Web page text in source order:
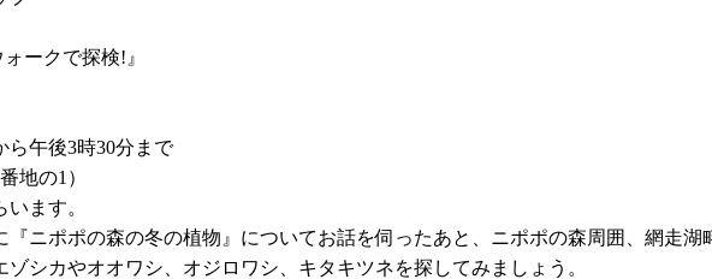
ークで探検!』
午後3時30分まで
地の1）
ます。
ニポポの森の冬の植物』についてお話を伺ったあと、ニポポの森周囲、網走
シカやオオワシ、オジロワシ、キタキツネを探してみましょう。